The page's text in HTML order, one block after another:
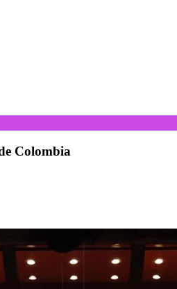
Colombia